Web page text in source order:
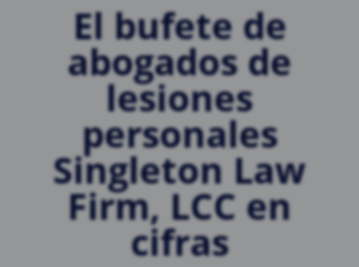
El bufete de
abogados de
lesiones
personales
Singleton Law
Firm, LCC en
cifras